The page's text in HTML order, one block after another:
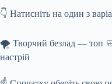
👇 Натисніть на один з
🌪️ Творчий безлад — топ 🧼
настрій